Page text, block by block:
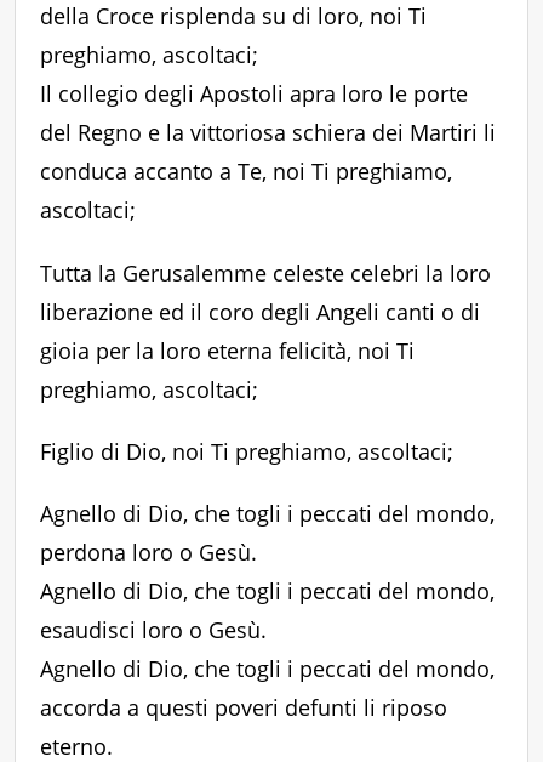
della Croce risplenda su di loro, noi Ti
preghiamo, ascoltaci;
Il collegio degli Apostoli apra loro le porte
del Regno e la vittoriosa schiera dei Martiri li
conduca accanto a Te, noi Ti preghiamo,
ascoltaci;
Tutta la Gerusalemme celeste celebri la loro
liberazione ed il coro degli Angeli canti o di
gioia per la loro eterna felicità, noi Ti
preghiamo, ascoltaci;
Figlio di Dio, noi Ti preghiamo, ascoltaci;
Agnello di Dio, che togli i peccati del mondo,
perdona loro o Gesù.
Agnello di Dio, che togli i peccati del mondo,
esaudisci loro o Gesù.
Agnello di Dio, che togli i peccati del mondo,
accorda a questi poveri defunti li riposo
eterno.